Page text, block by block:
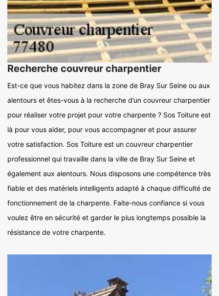
Recherche couvreur charpentier
Est-ce que vous habitez dans la zone de Bray Sur Seine ou aux
alentours et êtes-vous à la recherche d’un couvreur charpentier
pour réaliser votre projet pour votre charpente ? Sos Toiture est
là pour vous aider, pour vous accompagner et pour assurer
votre satisfaction. Sos Toiture est un couvreur charpentier
professionnel qui travaille dans la ville de Bray Sur Seine et
également aux alentours. Nous disposons une compétence très
fiable et des matériels intelligents adapté à chaque difficulté de
fonctionnement de la charpente. Faite-nous confiance si vous
voulez être en sécurité et garder le plus longtemps possible la
résistance de votre charpente.